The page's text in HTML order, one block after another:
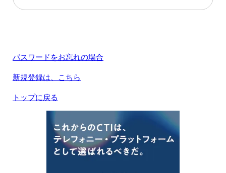
パスワードをお忘れの場合
新規登録は、こちら
トップに戻る